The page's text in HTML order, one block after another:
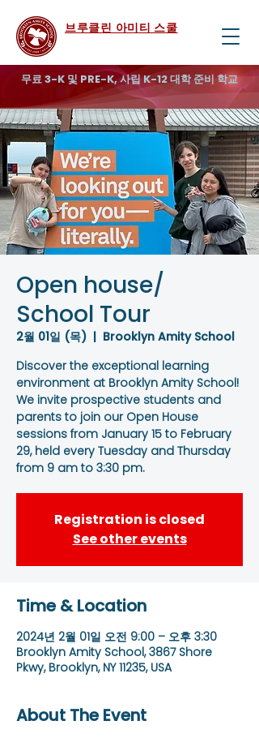
브루클린 아미티 스쿨
무료 3-K 및 PRE-K, 사립 K-12 대학 준비 학교
Open house/
School Tour
2월 01일 (목)
  |
Brooklyn Amity School
Discover the exceptional learning
environment at Brooklyn Amity School!
We invite prospective students and
parents to join our Open House
sessions from January 15 to February
29, held every Tuesday and Thursday
from 9 am to 3:30 pm.
Registration is closed
See other events
Time & Location
2024년 2월 01일 오전 9:00 – 오후 3:30
Brooklyn Amity School, 3867 Shore
Pkwy, Brooklyn, NY 11235, USA
About The Event